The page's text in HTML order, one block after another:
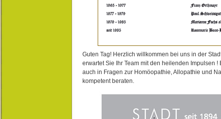
Guten Tag! Herzlich willkommen bei uns in der
erwartet Sie Ihr Team mit den heilenden Impulsen !
auch in Fragen zur Homöopathie, Allopathie und
kompetent beraten.